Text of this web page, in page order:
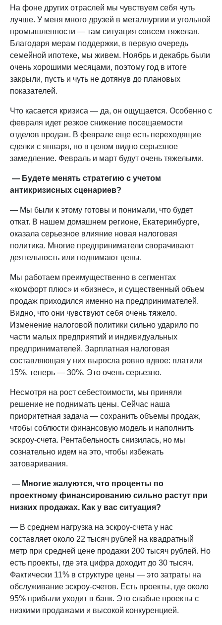
На фоне других отраслей мы чувствуем себя чуть
лучше. У меня много друзей в металлургии и угольной
промышленности — там ситуация совсем тяжелая.
Благодаря мерам поддержки, в первую очередь
семейной ипотеке, мы живем. Ноябрь и декабрь были
очень хорошими месяцами, поэтому год в итоге
закрыли, пусть и чуть не дотянув до плановых
показателей.
Что касается кризиса — да, он ощущается. Особенно с
февраля идет резкое снижение посещаемости
отделов продаж. В феврале еще есть переходящие
сделки с января, но в целом видно серьезное
замедление. Февраль и март будут очень тяжелыми.
— Будете менять стратегию с учетом
антикризисных сценариев?
— Мы были к этому готовы и понимали, что будет
откат. В нашем домашнем регионе, Екатеринбурге,
оказала серьезное влияние новая налоговая
политика. Многие предприниматели сворачивают
деятельность или поднимают цены.
Мы работаем преимущественно в сегментах
«комфорт плюс» и «бизнес», и существенный объем
продаж приходился именно на предпринимателей.
Видно, что они чувствуют себя очень тяжело.
Изменение налоговой политики сильно ударило по
части малых предприятий и индивидуальных
предпринимателей. Зарплатная налоговая
составляющая у них выросла ровно вдвое: платили
15%, теперь — 30%. Это очень серьезно.
Несмотря на рост себестоимости, мы приняли
решение не поднимать цены. Сейчас наша
приоритетная задача — сохранить объемы продаж,
чтобы соблюсти финансовую модель и наполнить
эскроу-счета. Рентабельность снизилась, но мы
сознательно идем на это, чтобы избежать
затоваривания.
— Многие жалуются, что проценты по
проектному финансированию сильно растут при
низких продажах. Как у вас ситуация?
— В среднем нагрузка на эскроу-счета у нас
составляет около 22 тысяч рублей на квадратный
метр при средней цене продажи 200 тысяч рублей. Но
есть проекты, где эта цифра доходит до 30 тысяч.
Фактически 11% в структуре цены — это затраты на
обслуживание эскроу-счетов. Есть проекты, где около
95% прибыли уходит в банк. Это слабые проекты с
низкими продажами и высокой конкуренцией.